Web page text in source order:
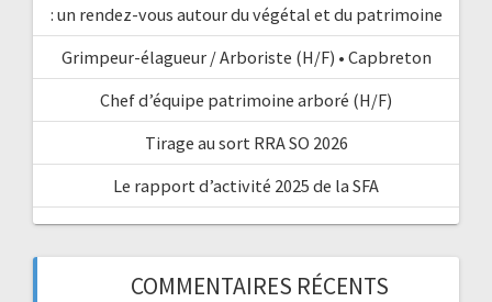
: un rendez-vous autour du végétal et du patrimoine
Grimpeur-élagueur / Arboriste (H/F) • Capbreton
Chef d’équipe patrimoine arboré (H/F)
Tirage au sort RRA SO 2026
Le rapport d’activité 2025 de la SFA
COMMENTAIRES RÉCENTS